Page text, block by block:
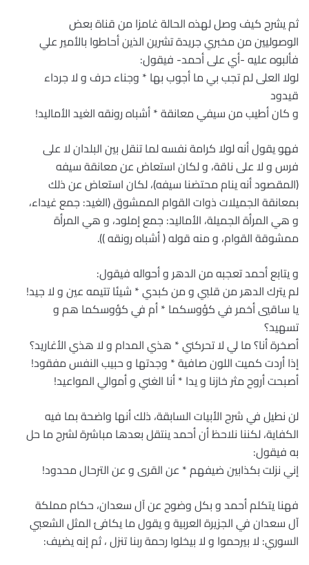
ثم يشرح كيف وصل لهذه الحالة غامزا من قناة بعض
الوصوليين من مخبري جريدة تشرين الذين أحاطوا بالأمير علي
فألبوه عليه -أي على أحمد- فيقول:
لولا العلى لم تجب بي ما أجوب بها * وجناء حرف و لا جرداء
قيدود
و كان أطيب من سيفي معانقة * أشباه رونقه الغيد الأماليد!
فهو يقول أنه لولا كرامة نفسه لما تنقل بين البلدان لا على
فرس و لا على ناقة، و لكان استعاض عن معانقة سيفه
(المقصود أنه ينام محتضنا سيفه)، لكان استعاض عن ذلك
بمعانقة الجميلات ذوات القوام الممشوق (الغيد: جمع غيداء،
و هي المرأة الجميلة، الأماليد: جمع إملود، و هي المرأة
ممشوقة القوام، و منه قوله ( أشباه رونقه )).
و يتابع أحمد تعجبه من الدهر و أحواله فيقول:
لم يترك الدهر من قلبي و من كبدي * شيئا تتيمه عين و لا جيد!
يا ساقيي أخمر في كؤوسكما * أم في كؤوسكما هم و
تسهيد؟
أصخرة أنا؟ ما لي لا تحركني * هذي المدام و لا هذي الأغاريد؟
إذا أردت كميت اللون صافية * وجدتها و حبيب النفس مفقود!
أصبحت أروح مثر خازنا و يدا * أنا الغني و أموالي المواعيد!
لن نطيل في شرح الأبيات السابقة، ذلك أنها واضحة بما فيه
الكفاية، لكننا نلاحظ أن أحمد ينتقل بعدها مباشرة لشرح ما حل
به فيقول:
إني نزلت بكذابين ضيفهم * عن القرى و عن الترحال محدود!
فهنا يتكلم أحمد و بكل وضوح عن آل سعدان، حكام مملكة
آل سعدان في الجزيرة العربية و يقول ما يكافئ المثل الشعبي
السوري: لا بيرحموا و لا بيخلوا رحمة ربنا تنزل ، ثم إنه يضيف: